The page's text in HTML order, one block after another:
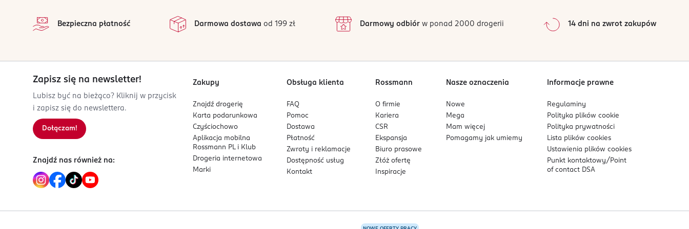
FR-Francja
9609 9292
2
1
0%
Sortowanie wgdata: od najnowszej
Bezpieczna płatność Darmowa dostawa od 199 zł Darmowy odbiórw ponad 2000 drogerii 14 dni na zwrot zakupów
Zapisz się na newsletter!
Lubisz być na bieżąco? Kliknij w przycisk
i zapisz się do newslettera.
Dołączam!
Znajdź nas również na:
Zakupy
Znajdź drogerię
Karta podarunkowa
Czyściochowo
Aplikacja mobilna
Rossmann PL i Klub
Drogeria internetowa
Marki
Obsługa klienta
FAQ
Pomoc
Dostawa
Płatność
Zwroty i reklamacje
Dostępność usług
Kontakt
Rossmann
O firmie
Kariera
CSR
Ekspansja
Biuro prasowe
Złóż ofertę
Inspiracje
Nasze oznaczenia
Nowe
Mega
Mam więcej
Pomagamy jak umiemy
Informacje prawne
Regulaminy
Polityka plikówcookie
Polityka prywatności
Lista plikówcookies
Ustawienia plikówcookies
Punkt kontaktowy/ Point
of contact DSA